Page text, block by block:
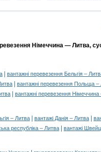
Німеччина — Литва,
вантажні перевезення Бельгія –
вантажні перевезення Польща –
вантажні перевезення Німеччина
– Литва вантажі Данія – Литва
республіка – Литва вантажі